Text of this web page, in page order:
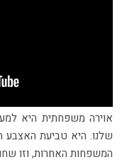
אוירה משפחתית היא למעשה כל מה שמיוחד במשפחה הספציפית
שלנו. היא טביעת האצבע
המשפחות האחרות, וזו